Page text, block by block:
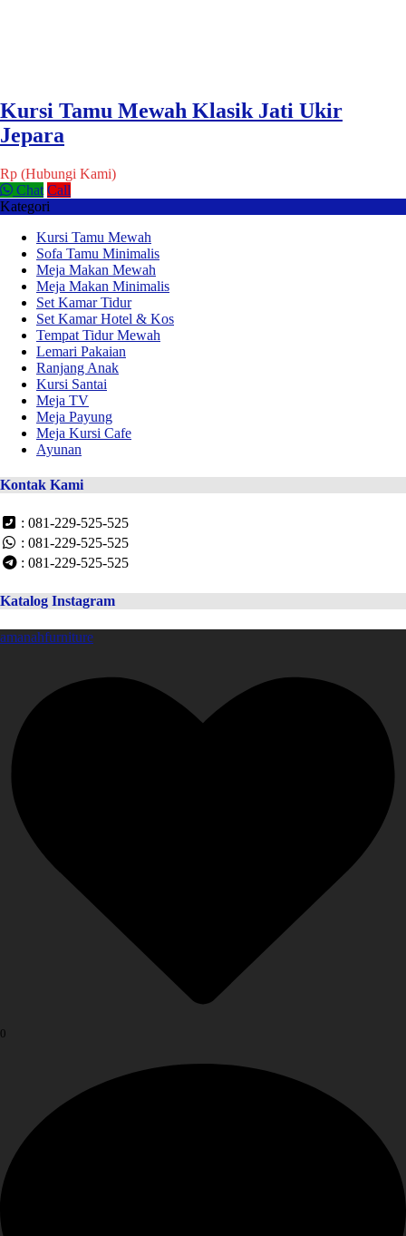
Kursi Tamu Mewah Klasik Jati Ukir
Jepara
Rp (Hubungi Kami)
Chat Call
Kategori
Kursi Tamu Mewah
Sofa Tamu Minimalis
Meja Makan Mewah
Meja Makan Minimalis
Set Kamar Tidur
Set Kamar Hotel & Kos
Tempat Tidur Mewah
Lemari Pakaian
Ranjang Anak
Kursi Santai
Meja TV
Meja Payung
Meja Kursi Cafe
Ayunan
Kontak Kami
: 081-229-525-525
: 081-229-525-525
: 081-229-525-525
Katalog Instagram
amanahfurniture
0